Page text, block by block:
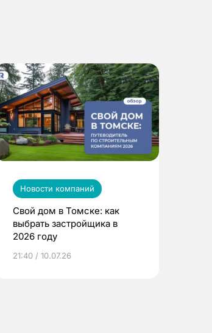
Новости компаний
Свой дом в Томске: как
выбрать застройщика в
2026 году
21:40 / 10.07.26